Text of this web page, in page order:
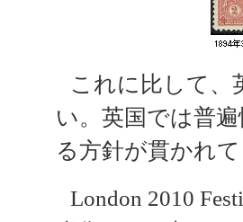
これに比して、
い。英国では普
る方針が貫かれ
London 2010